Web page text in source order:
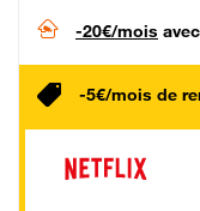
-20€/mois
-5€/mois de